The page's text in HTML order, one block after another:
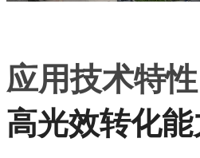
应用技术特性
高光效转化能